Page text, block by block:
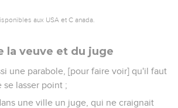
aux USA et C anada.
la veuve et du juge
une parabole, [pour faire voir] qu'il faut
lasser point ;
une ville un juge, qui ne craignait